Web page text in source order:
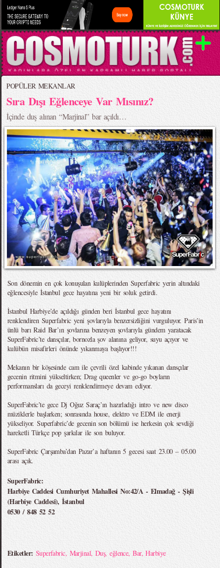
POPÜLER MEKANLAR
Sıra Dışı Eğlenceye Var Mısınız?
İçinde duş alınan “Marjinal” bar açıldı…
Son dönemin en çok konuşulan kulüplerinden Superfabric yerin altındaki
eğlencesiyle İstanbul gece hayatına yeni bir soluk getirdi.
İstanbul Harbiye’de açıldığı günden beri İstanbul gece hayatını
renklendiren Superfabric yeni şovlarıyla benzersizliğini vurguluyor. Paris’in
ünlü barı Raid Bar’ın şovlarına benzeyen şovlarıyla gündem yaratacak
SuperFabric’te dansçılar, bornozla şov alanına geliyor, suyu açıyor ve
kulübün misafirleri önünde yıkanmaya başlıyor!!!
Mekanın bir köşesinde cam ile çevrili özel kabinde yıkanan dansçılar
gecenin ritmini yükseltirken; Drag queenler ve go-go boyların
performansları da geceyi renklendirmeye devam ediyor.
SuperFabric’te gece Dj Oğuz Saraç’ın hazırladığı intro ve new disco
müziklerle başlarken; sonrasında house, elektro ve EDM ile enerji
yükseliyor. Superfabric’de gecenin son bölümü ise herkesin çok sevdiği
hareketli Türkçe pop şarkılar ile son buluyor.
SuperFabric Çarşamba’dan Pazar’a haftanın 5 gecesi saat 23.00 – 05.00
arası açık.
SuperFabric:
Harbiye Caddesi Cumhuriyet Mahallesi No:42/A - Elmadağ - Şişli
(Harbiye Caddesi), İstanbul
0530 / 848 52 52
Etiketler: Superfabric, Marjinal, Duş,eğlence,Bar,Harbiye